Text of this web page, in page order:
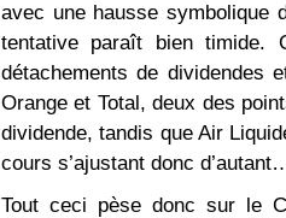
avec une hausse symbolique
tentative paraît bien timide.
détachements de dividendes
Orange et Total, deux des
dividende, tandis que Air
cours s’ajustant donc
Tout ceci pèse donc sur le